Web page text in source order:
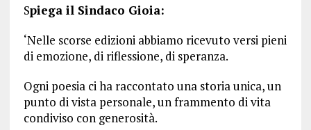
Spiega il Sindaco Gioia:
‘Nelle scorse edizioni abbiamo ricevuto versi pieni
di emozione, di riflessione, di speranza.
Ogni poesia ci ha raccontato una storia unica, un
punto di vista personale, un frammento di vita
condiviso con generosità.